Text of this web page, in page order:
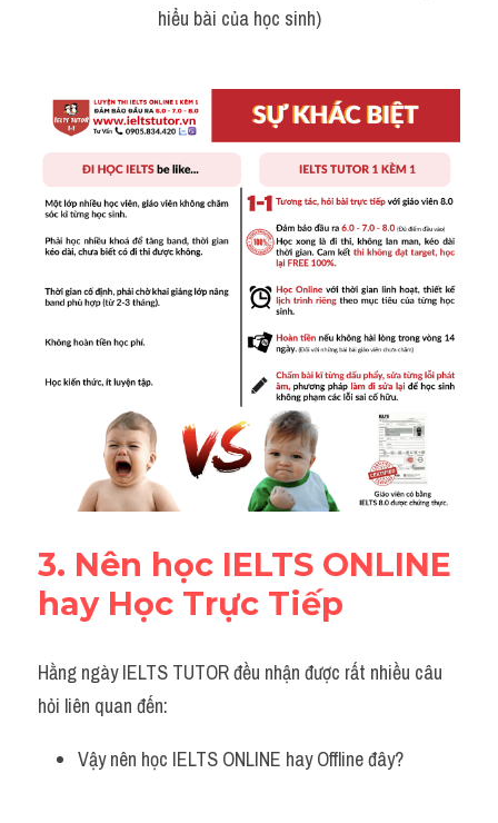
hiểu bài của học sinh)
3. Nên học IELTS ONLINE
hay Học Trực Tiếp
Hằng ngày IELTS TUTOR đều nhận được rất nhiều câu
hỏi liên quan đến:
Vậy nên học IELTS ONLINE hay Offline đây?